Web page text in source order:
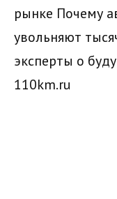
рынке Почему
увольняют
эксперты о
110km.ru